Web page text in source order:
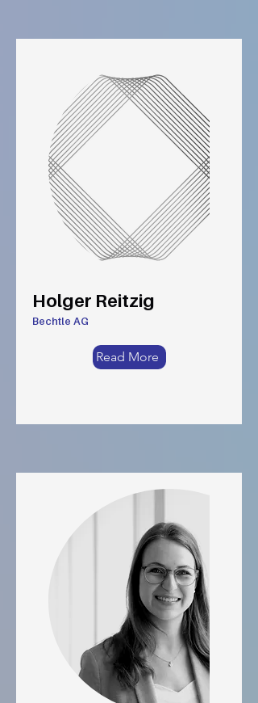
Holger Reitzig
Bechtle AG
Read More